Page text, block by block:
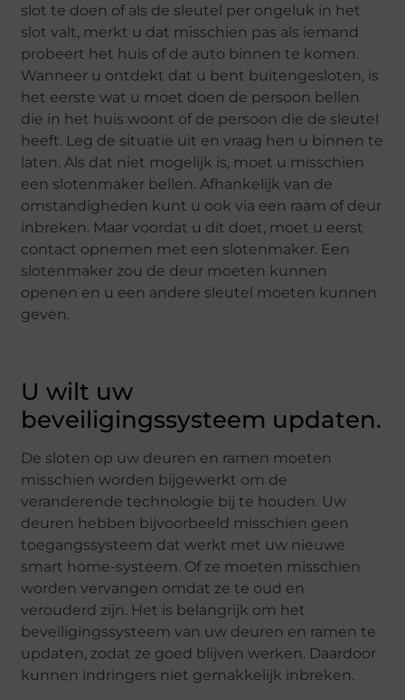
slot te doen of als de sleutel per ongeluk in het
slot valt, merkt u dat misschien pas als iemand
probeert het huis of de auto binnen te komen.
Wanneer u ontdekt dat u bent buitengesloten, is
het eerste wat u moet doen de persoon bellen
die in het huis woont of de persoon die de sleutel
heeft. Leg de situatie uit en vraag hen u binnen te
laten. Als dat niet mogelijk is, moet u misschien
een slotenmaker bellen. Afhankelijk van de
omstandigheden kunt u ook via een raam of deur
inbreken. Maar voordat u dit doet, moet u eerst
contact opnemen met een slotenmaker. Een
slotenmaker zou de deur moeten kunnen
openen en u een andere sleutel moeten kunnen
geven.
U wilt uw
beveiligingssysteem updaten.
De sloten op uw deuren en ramen moeten
misschien worden bijgewerkt om de
veranderende technologie bij te houden. Uw
deuren hebben bijvoorbeeld misschien geen
toegangssysteem dat werkt met uw nieuwe
smart home-systeem. Of ze moeten misschien
worden vervangen omdat ze te oud en
verouderd zijn. Het is belangrijk om het
beveiligingssysteem van uw deuren en ramen te
updaten, zodat ze goed blijven werken. Daardoor
kunnen indringers niet gemakkelijk inbreken.